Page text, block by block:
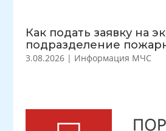
Как подать заявку на
подразделение
3.08.2026 | Информация МЧС